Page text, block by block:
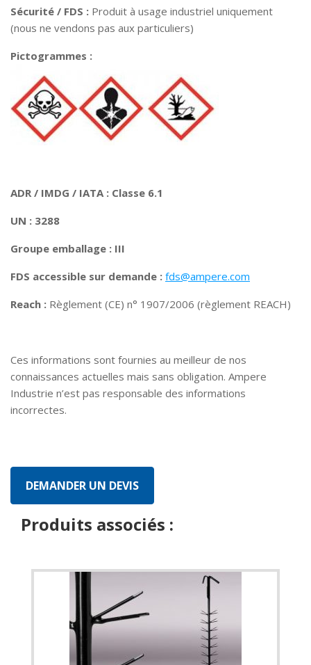
Sécurité / FDS : Produit à usage industriel uniquement
(nous ne vendons pas aux particuliers)
Pictogrammes :
ADR / IMDG / IATA : Classe 6.1
UN : 3288
Groupe emballage : III
FDS accessible sur demande : fds@ampere.com
Reach : Règlement (CE) n° 1907/2006 (règlement REACH)
Ces informations sont fournies au meilleur de nos
connaissances actuelles mais sans obligation. Ampere
Industrie n’est pas responsable des informations
incorrectes.
Produits associés :